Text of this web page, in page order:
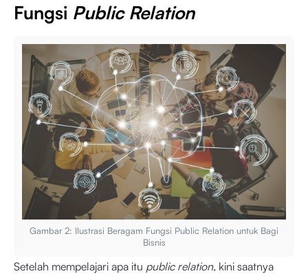
Fungsi Public Relation
Gambar 2: Ilustrasi Beragam Fungsi Public Relation untuk Bagi
Bisnis
Setelah mempelajari apa itu public relation, kini saatnya